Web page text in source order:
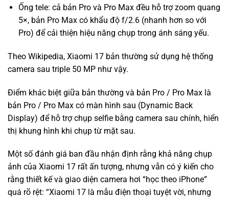
Ống tele: cả bản Pro và Pro Max đều hỗ trợ zoom quang
5×, bản Pro Max có khẩu độ f/2.6 (nhanh hơn so với
Pro) để cải thiện hiệu năng chụp trong ánh sáng yếu.
Theo Wikipedia, Xiaomi 17 bản thường sử dụng hệ thống
camera sau triple 50 MP như vậy.
Điểm khác biệt giữa bản thường và bản Pro / Pro Max là
bản Pro / Pro Max có màn hình sau (Dynamic Back
Display) để hỗ trợ chụp selfie bằng camera sau chính, hiển
thị khung hình khi chụp từ mặt sau.
Một số đánh giá ban đầu nhận định rằng khả năng chụp
ảnh của Xiaomi 17 rất ấn tượng, nhưng vẫn có ý kiến cho
rằng thiết kế và giao diện camera hơi “học theo iPhone”
quá rõ rệt: “Xiaomi 17 là mẫu điện thoại tuyệt vời, nhưng